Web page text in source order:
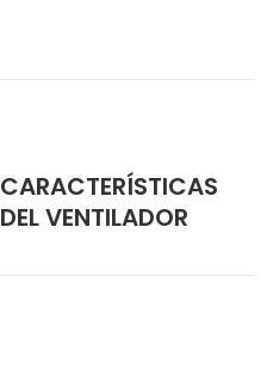
CARACTERÍSTICAS
DEL VENTILADOR